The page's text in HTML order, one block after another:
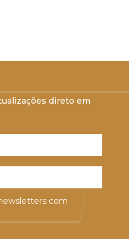
direto em
com